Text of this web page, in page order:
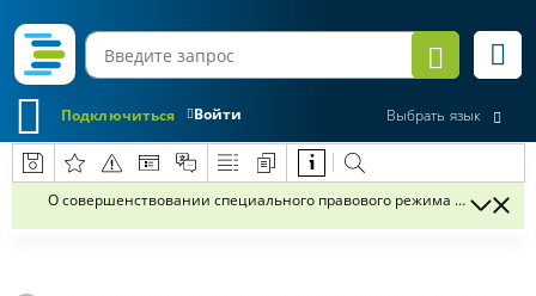
Войти
Подключиться Выбрать язык
О совершенствовании специального правового режима Китайско-